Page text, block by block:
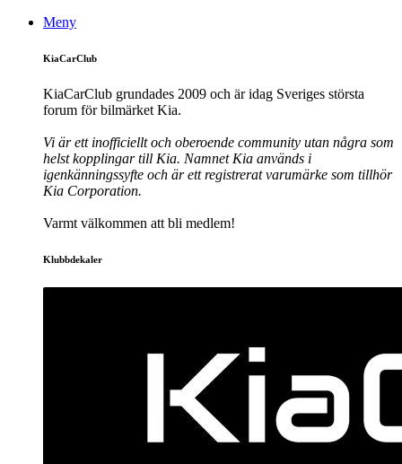
Meny
KiaCarClub
KiaCarClub grundades 2009 och är idag Sveriges största
forum för bilmärket Kia.
Vi är ett inofficiellt och oberoende community utan några som
helst kopplingar till Kia. Namnet Kia används i
igenkänningssyfte och är ett registrerat varumärke som tillhör
Kia Corporation.
Varmt välkommen att bli medlem!
Klubbdekaler